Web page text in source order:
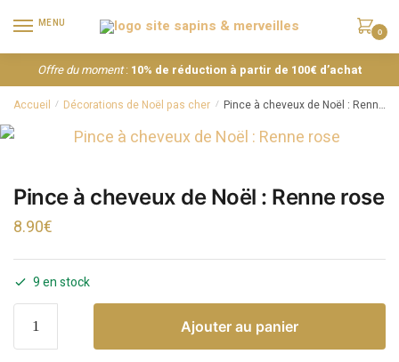
MENU
0
Offre du moment: 10% de réduction à partir de 100€ d’achat
Accueil / Décorations de Noël pas cher / Pince à cheveux de Noël : Renne rose
Pince à cheveux de Noël : Renne rose
8.90€
9 en stock
Ajouter au panier